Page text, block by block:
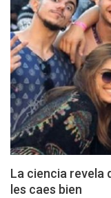
La ciencia revela
les caes bien